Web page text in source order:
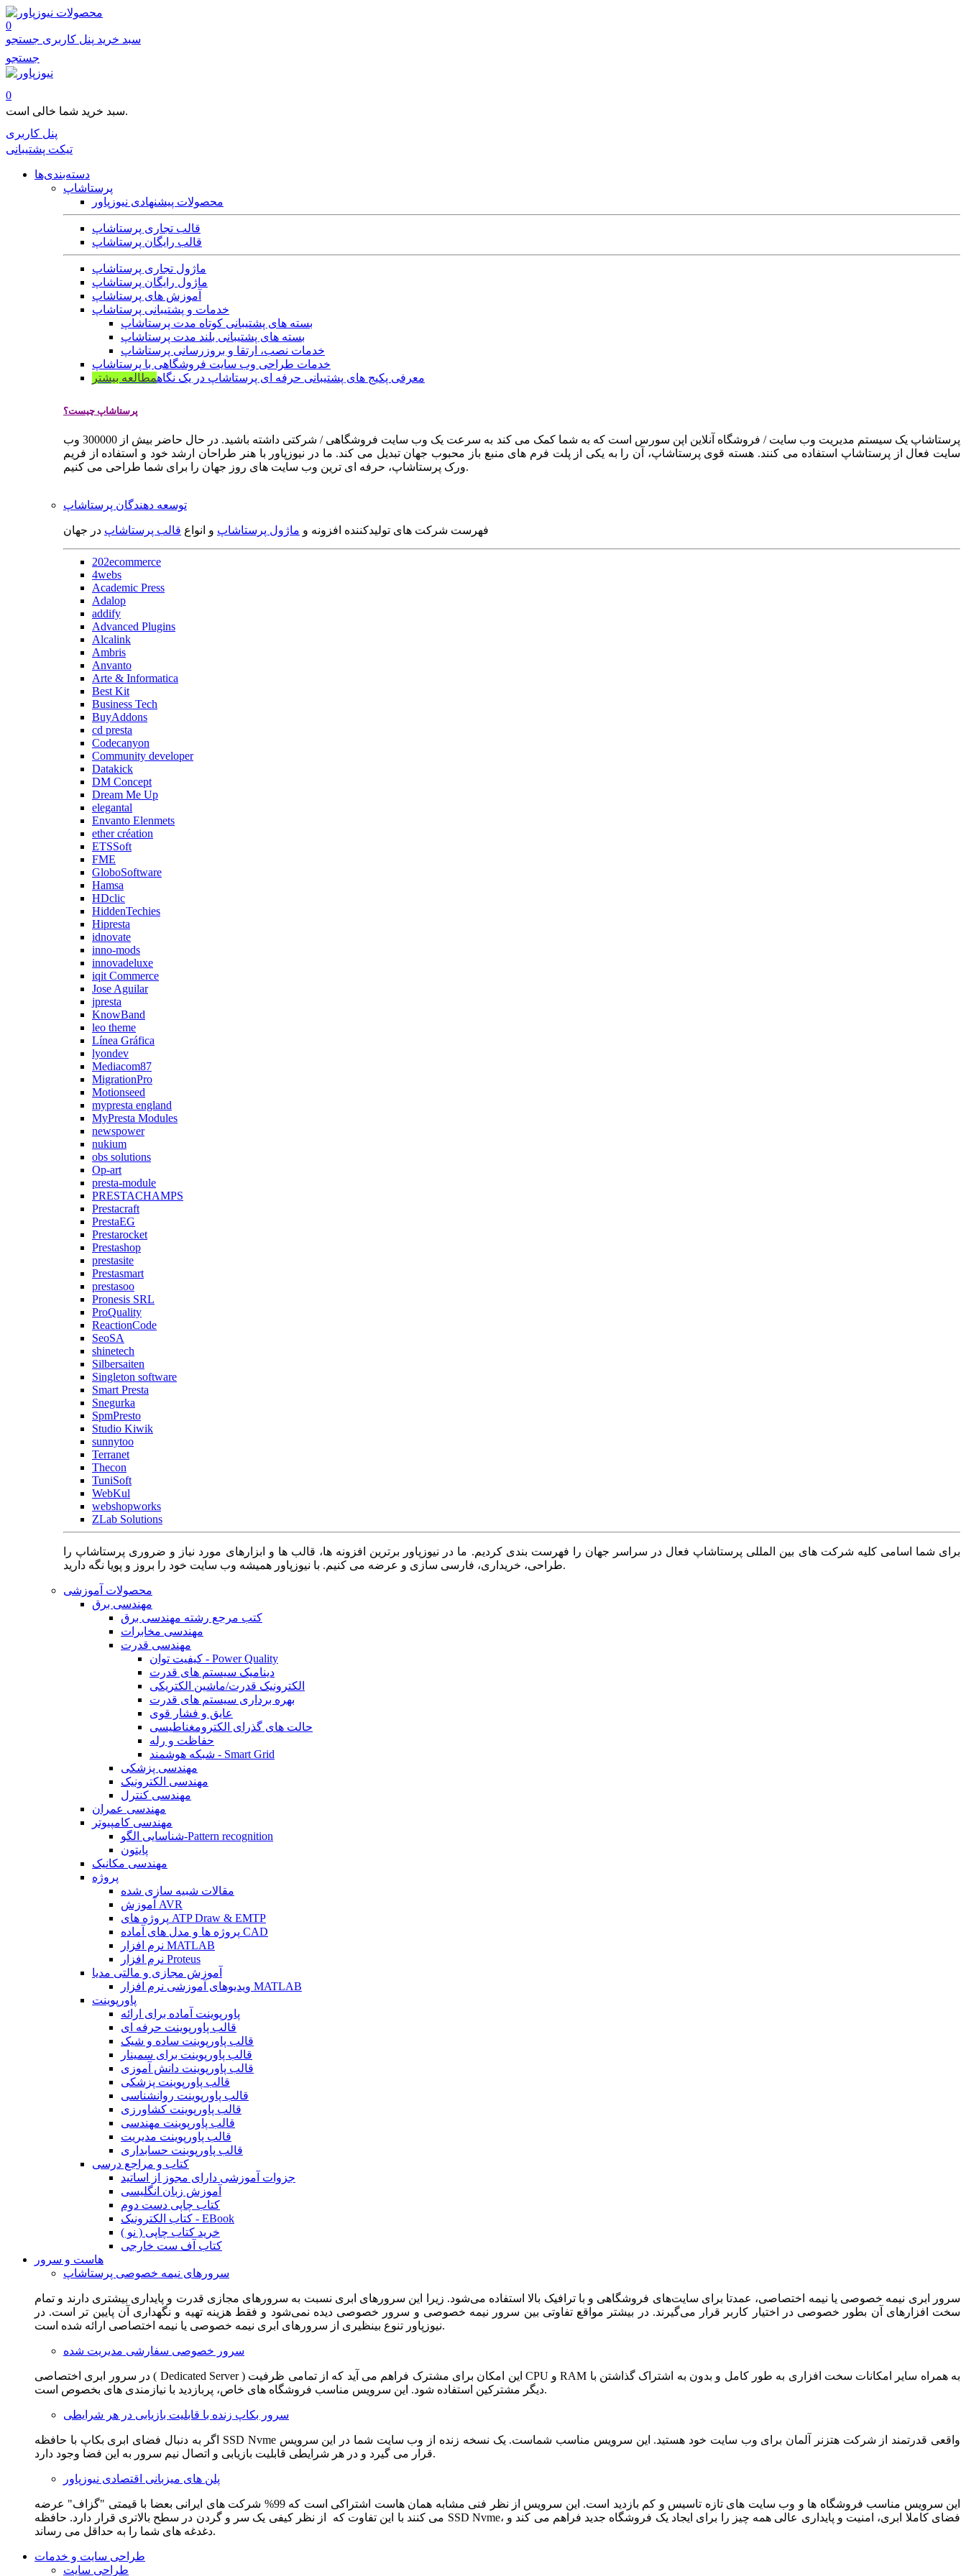
محصولات
0
سبد خرید پنل کاربری جستجو
جستجو
0
سبد خرید شما خالی است.
پنل کاربری
تیکت پشتیبانی
دسته‌بندی‌ها
پرستاشاپ
محصولات پیشنهادی نیوزپاور
قالب تجاری پرستاشاپ
قالب رایگان پرستاشاپ
ماژول تجاری پرستاشاپ
ماژول رایگان پرستاشاپ
آموزش های پرستاشاپ
خدمات و پشتیبانی پرستاشاپ
بسته های پشتیبانی کوتاه مدت پرستاشاپ
بسته های پشتیبانی بلند مدت پرستاشاپ
خدمات نصب، ارتقا و بروزرسانی پرستاشاپ
خدمات طراحی وب سایت فروشگاهی با پرستاشاپ
معرفی پکیج های پشتیبانی حرفه ای پرستاشاپ در یک نگاهمطالعه بیشتر
پرستاشاپ چیست؟
پرستاشاپ یک سیستم مدیریت وب سایت / فروشگاه آنلاین اپن سورس است که به شما کمک می کند به سرعت یک وب سایت فروشگاهی / شرکتی داشته باشید. در حال حاضر بیش از 300000 وب
سایت فعال از پرستاشاپ استفاده می کنند. هسته قوی پرستاشاپ، آن را به یکی از پلت فرم های منبع باز محبوب جهان تبدیل می کند. ما در نیوزپاور با هنر طراحان ارشد خود و استفاده از فریم
ورک پرستاشاپ، حرفه ای ترین وب سایت های روز جهان را برای شما طراحی می کنیم.
توسعه دهندگان پرستاشاپ
فهرست شرکت های تولیدکننده افزونه و ماژول پرستاشاپ و انواع قالب پرستاشاپ در جهان
202ecommerce
4webs
Academic Press
Adalop
addify
Advanced Plugins
Alcalink
Ambris
Anvanto
Arte & Informatica
Best Kit
Business Tech
BuyAddons
cd presta
Codecanyon
Community developer
Datakick
DM Concept
Dream Me Up
elegantal
Envanto Elenmets
ether création
ETSSoft
FME
GloboSoftware
Hamsa
HDclic
HiddenTechies
Hipresta
idnovate
inno-mods
innovadeluxe
iqit Commerce
Jose Aguilar
jpresta
KnowBand
leo theme
Línea Gráfica
lyondev
Mediacom87
MigrationPro
Motionseed
mypresta england
MyPresta Modules
newspower
nukium
obs solutions
Op-art
presta-module
PRESTACHAMPS
Prestacraft
PrestaEG
Prestarocket
Prestashop
prestasite
Prestasmart
prestasoo
Pronesis SRL
ProQuality
ReactionCode
SeoSA
shinetech
Silbersaiten
Singleton software
Smart Presta
Snegurka
SpmPresto
Studio Kiwik
sunnytoo
Terranet
Thecon
TuniSoft
WebKul
webshopworks
ZLab Solutions
برای شما اسامی کلیه شرکت های بین المللی پرستاشاپ فعال در سراسر جهان را فهرست بندی کردیم. ما در نیوزپاور برترین افزونه ها، قالب ها و ابزارهای مورد نیاز و ضروری پرستاشاپ را
طراحی، خریداری، فارسی سازی و عرضه می کنیم. با نیوزپاور همیشه وب سایت خود را بروز و پویا نگه دارید.
محصولات آموزشی
مهندسی برق
کتب مرجع رشته مهندسی برق
مهندسی مخابرات
مهندسی قدرت
کیفیت توان - Power Quality
دینامیک سیستم های قدرت
الکترونیک قدرت/ماشین الکتریکی
بهره برداری سیستم های قدرت
عایق و فشار قوی
حالت های گذرای الکترومغناطیسی
حفاظت و رله
شبکه هوشمند - Smart Grid
مهندسی پزشکی
مهندسی الکترونیک
مهندسی کنترل
مهندسی عمران
مهندسی کامپیوتر
شناسایی الگو-Pattern recognition
پایتون
مهندسی مکانیک
پروژه
مقالات شبیه سازی شده
آموزش AVR
پروژه های ATP Draw & EMTP
پروژه ها و مدل های آماده CAD
نرم افزار MATLAB
نرم افزار Proteus
آموزش مجازی و مالتی مدیا
ویدیوهای آموزشی نرم افزار MATLAB
پاورپوینت
پاورپوینت آماده برای ارائه
قالب پاورپوینت حرفه ای
قالب پاورپوینت ساده و شیک
قالب پاورپوینت برای سمینار
قالب پاورپوینت دانش آموزی
قالب پاورپوینت پزشکی
قالب پاورپوینت روانشناسی
قالب پاورپوینت کشاورزی
قالب پاورپوینت مهندسی
قالب پاورپوینت مدیریت
قالب پاورپوینت حسابداری
کتاب و مراجع درسی
جزوات آموزشی دارای مجوز از اساتید
آموزش زبان انگلیسی
کتاب چاپی دست دوم
کتاب الکترونیک - EBook
خرید کتاب چاپی ( نو )
کتاب آف ست خارجی
هاست و سرور
سرورهای نیمه خصوصی پرستاشاپ
سرور ابری نیمه خصوصی یا نیمه اختصاصی، عمدتا برای سایت‌های فروشگاهی و با ترافیک بالا استفاده می‌شود. زیرا این سرورهای ابری نسبت به سرورهای مجازی قدرت و پایداری بیشتری دارند و تمام
سخت افزارهای آن بطور خصوصی در اختیار کاربر قرار می‌گیرند. در بیشتر مواقع تفاوتی بین سرور نیمه خصوصی و سرور خصوصی دیده نمی‌شود و فقط هزینه تهیه و نگهداری آن پایین تر است. در
نیوزپاور تنوع بینظیری از سرورهای ابری نیمه خصوصی یا نیمه اختصاصی ارائه شده است.
سرور خصوصی سفارشی مدیریت شده
در سرور ابری اختصاصی ( Dedicated Server ) این امکان برای مشترک فراهم می آید که از تمامی ظرفیت CPU و RAM به همراه سایر امکانات سخت افزاری به طور کامل و بدون به اشتراک گذاشتن با
دیگر مشترکین استفاده شود. این سرویس مناسب فروشگاه های خاص، پربازدید با نیازمندی های بخصوص است.
سرور بکاپ زنده با قابلیت بازیابی در هر شرایطی
اگر به دنبال فضای ابری بکاپ با حافظه SSD Nvme واقعی قدرتمند از شرکت هتزنر آلمان برای وب سایت خود هستید. این سرویس مناسب شماست. یک نسخه زنده از وب سایت شما در این سرویس
قرار می گیرد و در هر شرایطی قابلیت بازیابی و اتصال نیم سرور به این فضا وجود دارد.
پلن های میزبانی اقتصادی نیوزپاور
این سرویس مناسب فروشگاه ها و وب سایت های تازه تاسیس و کم بازدید است. این سرویس از نظر فنی مشابه همان هاست اشتراکی است که 99% شرکت های ایرانی بعضا با قیمتی "گزاف" عرضه
می کنند با این تفاوت که از نظر کیفی یک سر و گردن در سطح بالاتری قرار دارد. حافظه SSD Nvme، فضای کاملا ابری، امنیت و پایداری عالی همه چیز را برای ایجاد یک فروشگاه جدید فراهم می کند و
دغدغه های شما را به حداقل می رساند.
طراحی سایت و خدمات
طراحی سایت